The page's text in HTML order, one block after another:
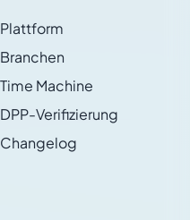
Plattform
Branchen
Time Machine
DPP-Verifizierung
Changelog